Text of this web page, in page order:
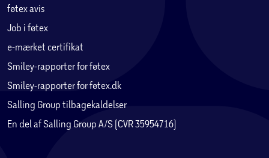
føtex avis
Job i føtex
e-mærket certifikat
Smiley-rapporter for føtex
Smiley-rapporter for føtex.dk
Salling Group tilbagekaldelser
En del af Salling Group A/S (CVR 35954716)